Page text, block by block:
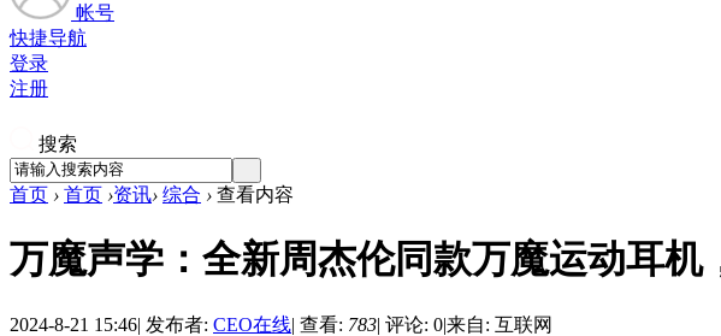
帐号
快捷导航
登录
注册
搜索
首页 › 首页 ›资讯› 综合 › 查看内容
万魔声学：全新周杰伦同款万魔运动耳机
2024-8-21 15:46| 发布者: CEO在线| 查看: 783| 评论: 0|来自: 互联网